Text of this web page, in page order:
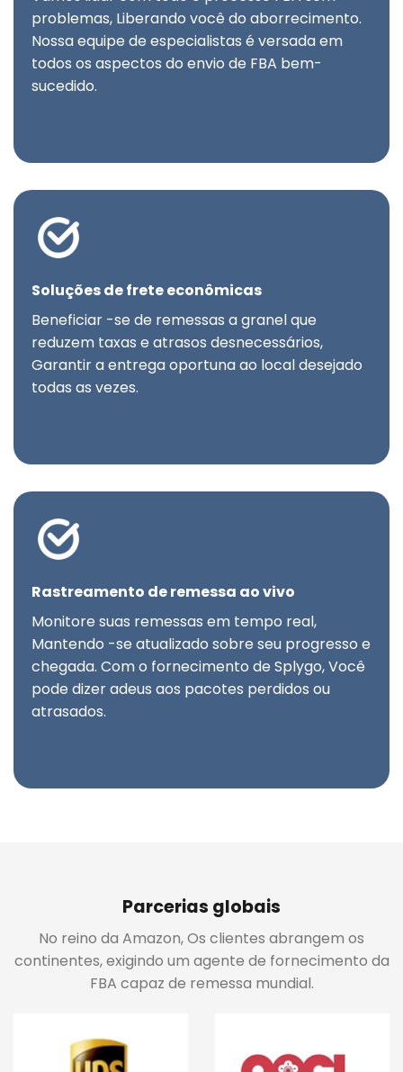
problemas, Liberando você do aborrecimento.
Nossa equipe de especialistas é versada em
todos os aspectos do envio de FBA bem-
sucedido.
Soluções de frete econômicas
Beneficiar -se de remessas a granel que
reduzem taxas e atrasos desnecessários,
Garantir a entrega oportuna ao local desejado
todas as vezes.
Rastreamento de remessa ao vivo
Monitore suas remessas em tempo real,
Mantendo -se atualizado sobre seu progresso e
chegada. Com o fornecimento de Splygo, Você
pode dizer adeus aos pacotes perdidos ou
atrasados.
Parcerias globais
No reino da Amazon, Os clientes abrangem os
continentes, exigindo um agente de fornecimento da
FBA capaz de remessa mundial.